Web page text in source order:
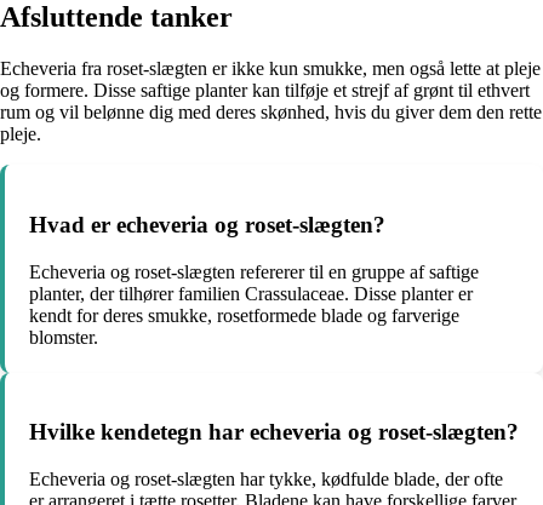
Afsluttende tanker
Echeveria fra roset-slægten er ikke kun smukke, men også lette at pleje
og formere. Disse saftige planter kan tilføje et strejf af grønt til ethvert
rum og vil belønne dig med deres skønhed, hvis du giver dem den rette
pleje.
Hvad er echeveria og roset-slægten?
Echeveria og roset-slægten refererer til en gruppe af saftige
planter, der tilhører familien Crassulaceae. Disse planter er
kendt for deres smukke, rosetformede blade og farverige
blomster.
Hvilke kendetegn har echeveria og roset-slægten?
Echeveria og roset-slægten har tykke, kødfulde blade, der ofte
er arrangeret i tætte rosetter. Bladene kan have forskellige farver